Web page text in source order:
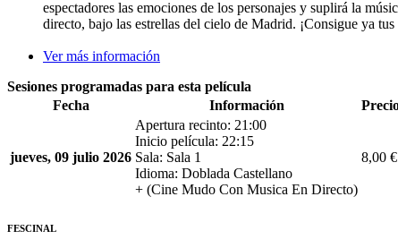
espectadores las emociones de los personajes y suplirá la
directo, bajo las estrellas del cielo de Madrid. ¡Consigue ya tus
Ver más información
Sesiones programadas para esta película
Fecha
Información
jueves, 09 julio 2026
Apertura recinto: 21:00
Inicio película: 22:15
Sala: Sala 1
Idioma: Doblada Castellano
+ (Cine Mudo Con Musica En Directo)
8,00 €
FESCINAL